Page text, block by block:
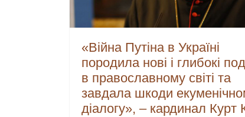
«Війна Путіна в Україні
породила нові і глибокі
в православному світі та
завдала шкоди
діалогу», – кардинал Курт